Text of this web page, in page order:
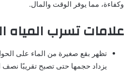
وكفاءة، مما يوفر الوقت والمال.
علامات تسرب المياه
تظهر بقع صغيرة من الماء على
يزداد حجمها حتى تصبح تقريبًا نصف